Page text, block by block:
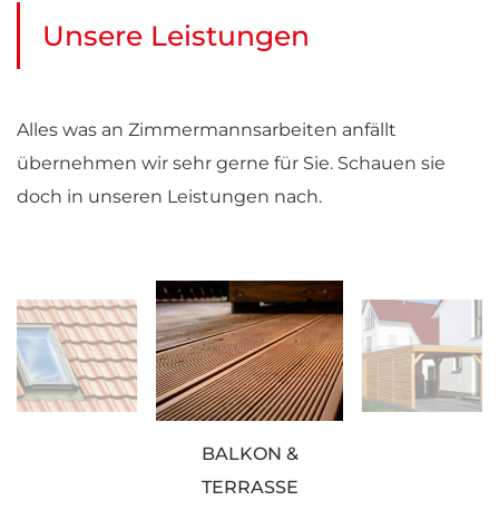
Unsere Leistungen
Alles was an Zimmermannsarbeiten anfällt
übernehmen wir sehr gerne für Sie. Schauen sie
doch in unseren Leistungen nach.
BALKON &
TERRASSE